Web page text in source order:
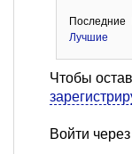
Последние
Лучшие
Чтобы
Войти